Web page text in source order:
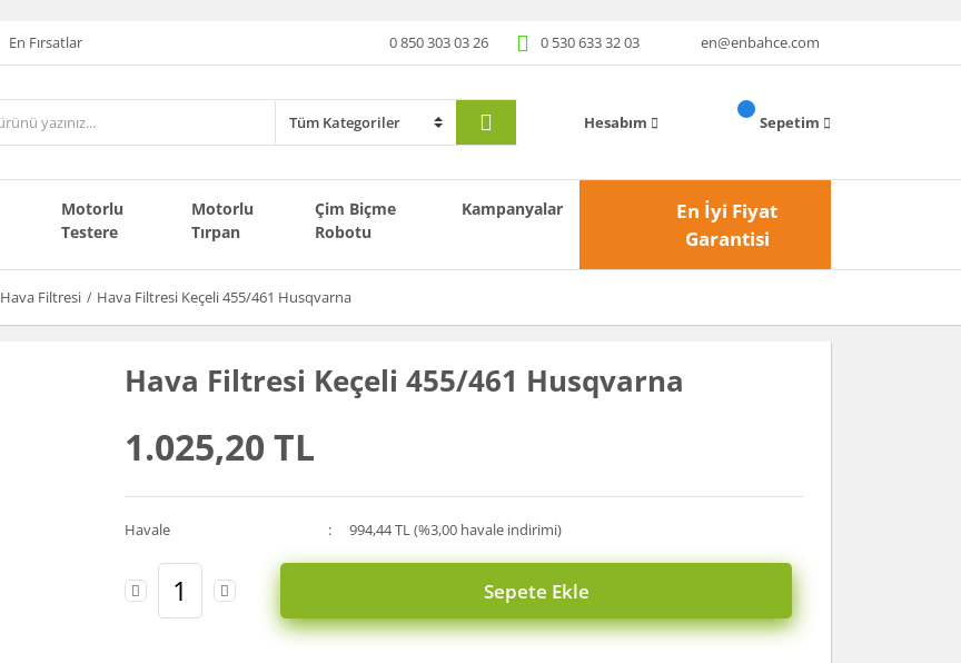
En Fırsatlar 0 850 303 03 26 0 530 633 32 03 en@enbahce.com
Hesabım Sepetim
Motorlu
Testere
Motorlu
Tırpan
Çim Biçme
Robotu
Kampanyalar
En İyi Fiyat
Garantisi
Hava Filtresi Hava Filtresi Keçeli 455/461 Husqvarna
Hava Filtresi Keçeli 455/461 Husqvarna
1.025,20 TL
Havale 994,44 TL (%3,00 havale indirimi)
Sepete Ekle